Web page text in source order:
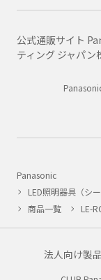
公式通販サイト
ティング ジャパン
Panasonic
LED照明器具（シ
商品一覧
LE-
法人向け製